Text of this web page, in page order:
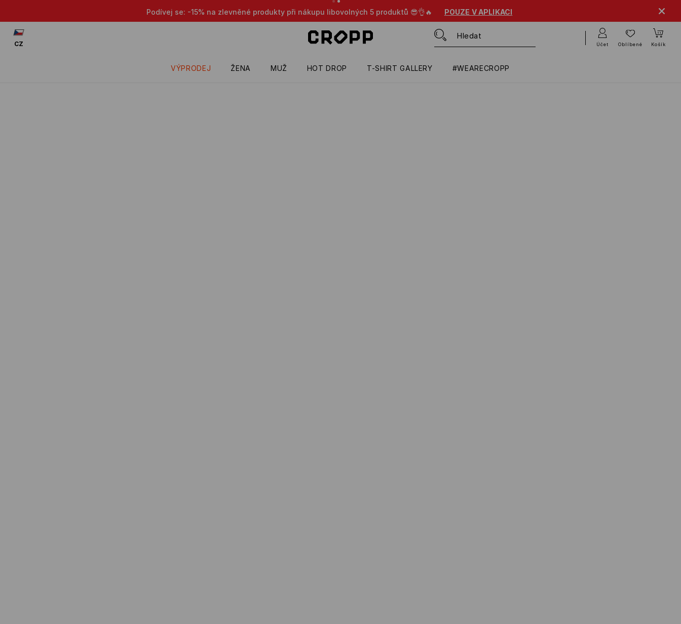
Podívej se: -15% na zlevněné produkty při nákupu libovolných 5 produktů 😎👌🔥 POUZE V APLIKACI
VÝPRODEJ ŽENA MUŽ HOT DROP T-SHIRT GALLERY #WEARECROPP
CZ Účet Oblíbené Košík